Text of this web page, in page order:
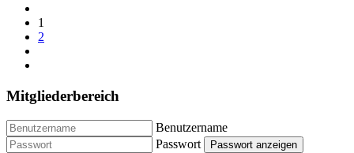
1
2
Mitgliederbereich
Benutzername
Passwort
Passwort anzeigen